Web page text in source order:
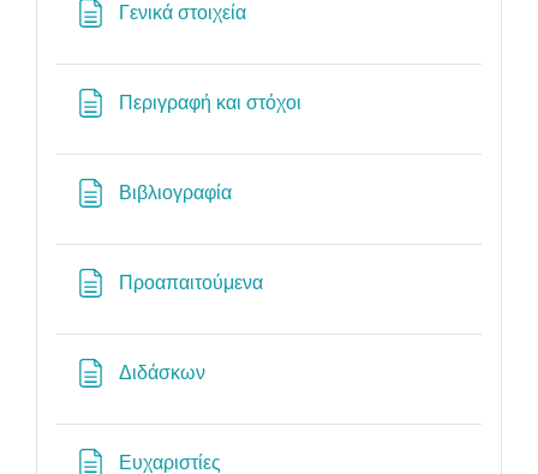
Γενικά στοιχείαΣελίδα
Περιγραφή και στόχοι
ΒιβλιογραφίαΣελίδα
ΠροαπαιτούμεναΣελίδα
ΔιδάσκωνΣελίδα
Ευχαριστίες